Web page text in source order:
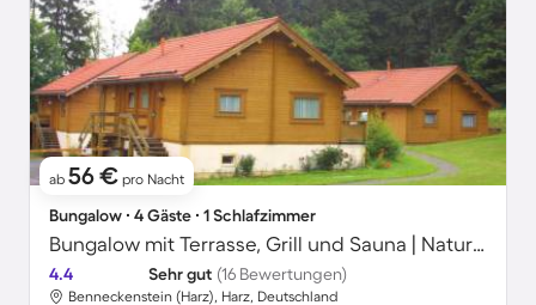
ab 56 € pro Nacht
Bungalow ∙ 4 Gäste ∙ 1 Schlafzimmer
Bungalow mit Terrasse, Grill und Sauna | Naturblick
4.4 Sehr gut (16 Bewertungen)
Benneckenstein (Harz), Harz, Deutschland